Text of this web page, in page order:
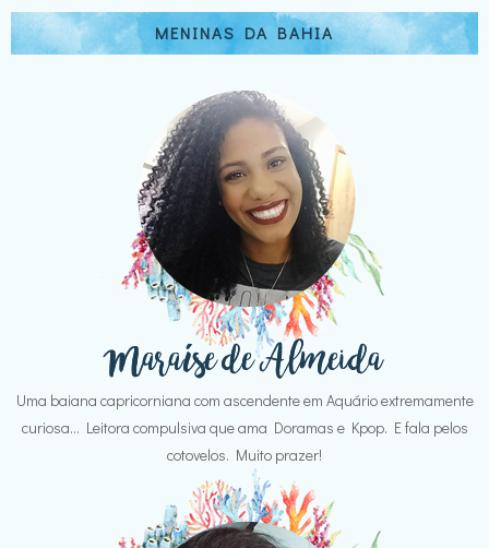
MENINAS DA BAHIA
Uma baiana capricorniana com ascendente em Aquário extremamente
curiosa... Leitora compulsiva que ama Doramas e Kpop. E fala pelos
cotovelos. Muito prazer!